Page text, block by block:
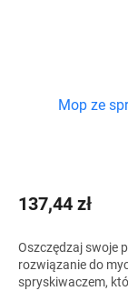
Mop ze
137,44 zł
Oszczędzaj swoje
rozwiązanie do
spryskiwaczem,